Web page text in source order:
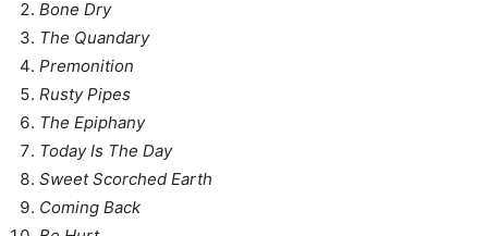
Bone Dry
The Quandary
Premonition
Rusty Pipes
The Epiphany
Today Is The Day
Sweet Scorched Earth
Coming Back